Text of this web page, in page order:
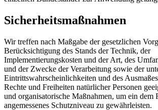
Sicherheitsmaßnahmen
Wir treffen nach Maßgabe der gesetzlichen
Berücksichtigung des Stands der Technik, der
Implementierungskosten und der Art, des
und der Zwecke der Verarbeitung sowie der
Eintrittswahrscheinlichkeiten und des
Rechte und Freiheiten natürlicher Personen
und organisatorische Maßnahmen, um ein dem
angemessenes Schutzniveau zu gewährleisten.